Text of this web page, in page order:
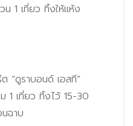
น 1 เที่ยว ทิ้งให้แห้ง
“ดูราบอนด์ เอสที”
1 เที่ยว ทิ้งไว้ 15-30
ฉาบ